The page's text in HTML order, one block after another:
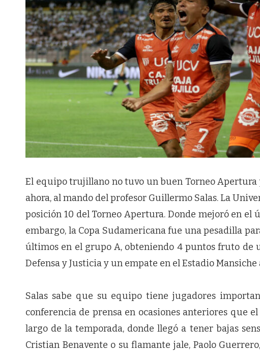
El equipo trujillano no tuvo un buen Torneo Apertura
ahora, al mando del profesor Guillermo Salas. La
posición 10 del Torneo Apertura. Donde mejoró en el
embargo, la Copa Sudamericana fue una pesadilla
últimos en el grupo A, obteniendo 4 puntos fruto de
Defensa y Justicia y un empate en el Estadio Mansiche
Salas sabe que su equipo tiene jugadores
conferencia de prensa en ocasiones anteriores que
largo de la temporada, donde llegó a tener bajas
Cristian Benavente o su flamante jale, Paolo